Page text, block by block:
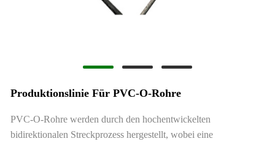
Produktionslinie Für PVC-O-Rohre
PVC-O-Rohre werden durch den hochentwickelten
bidirektionalen Streckprozess hergestellt, wobei eine